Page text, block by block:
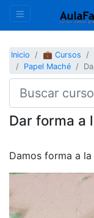
Inicio 💼 Cursos
Papel Maché
Dar forma a
Damos forma a